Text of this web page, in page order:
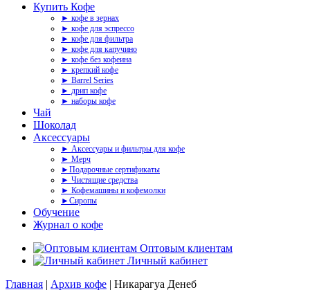
Купить Кофе
► кофе в зернах
► кофе для эспрессо
► кофе для фильтра
► кофе для капучино
► кофе без кофеина
► крепкий кофе
► Barrel Series
► дрип кофе
► наборы кофе
Чай
Шоколад
Аксессуары
► Аксессуары и фильтры для кофе
► Мерч
►Подарочные сертификаты
► Чистящие средства
► Кофемашины и кофемолки
►Сиропы
Обучение
Журнал о кофе
Оптовым клиентам
Личный кабинет
Главная | Архив кофе | Никарагуа Денеб